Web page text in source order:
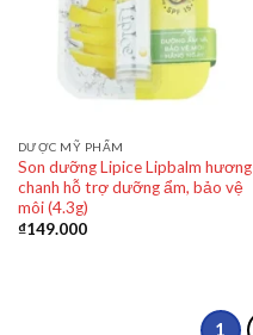
DƯỢC MỸ PHẨM
Son dưỡng Lipice Lipbalm hương
chanh hỗ trợ dưỡng ẩm, bảo vệ
môi (4.3g)
₫149.000
1